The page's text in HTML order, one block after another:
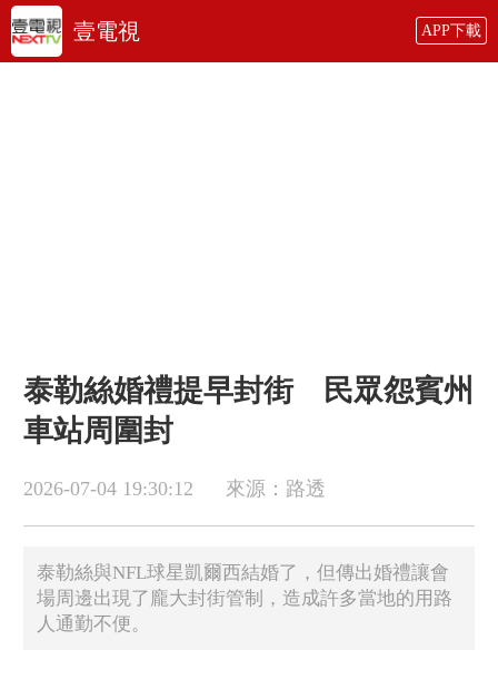
壹電視 APP下載
泰勒絲婚禮提早封街 民眾怨賓州
車站周圍封
2026-07-04 19:30:12 來源：路透
泰勒絲與NFL球星凱爾西結婚了，但傳出婚禮讓會
場周邊出現了龐大封街管制，造成許多當地的用路
人通勤不便。